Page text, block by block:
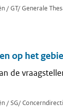
/ GT/ Generale
op het
de
/ SG/